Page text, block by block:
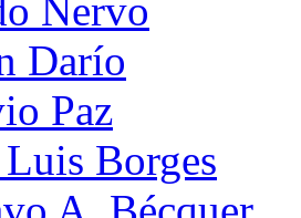
Nervo
Darío
Paz
Borges